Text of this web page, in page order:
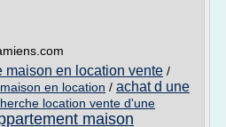
maison en location vente /
en location / achat d une
location vente d'une
maison